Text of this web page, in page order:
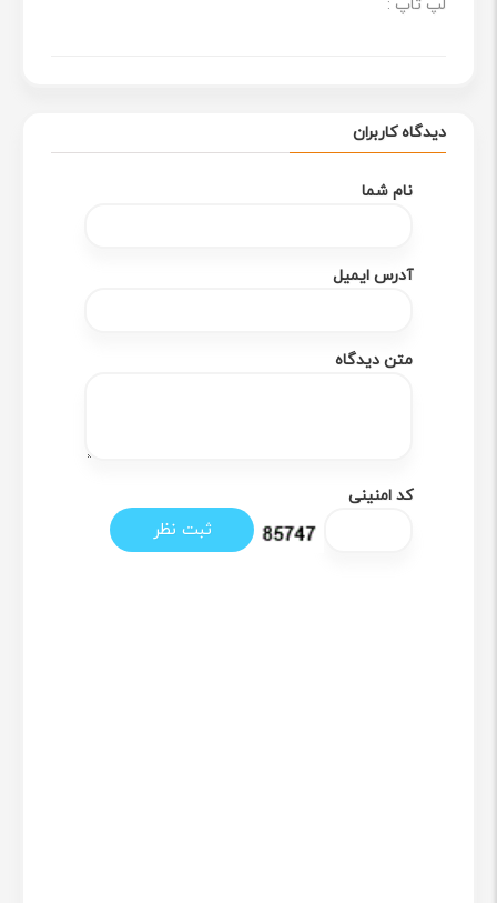
لپ تاپ :
دیدگاه کاربران
نام شما
آدرس ایمیل
متن دیدگاه
کد امنینی